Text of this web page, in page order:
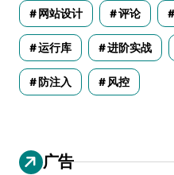
网站设计 评论
运行库 进阶实战
防注入 风控
广告